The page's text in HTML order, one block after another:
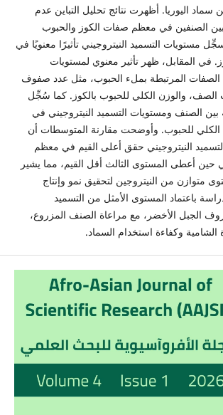
اليوريا. أظهرت نتائج تحليل التباين عدم
الصنفين في معظم صفات الكوز والحبوب
مستويات التسميد النيتروجيني تأثيرًا معنويًا في
في المقابل، ظهر تأثير معنوي لمستويات
الصفات المرتبطة بملء الحبوب، مثل عدد صفوف
والوزن الكلي للحبوب بالكوز. كما سُجِّل
بين الصنف ومستويات التسميد النيتروجيني في
الكلي للحبوب. وأوضحت مقارنة المتوسطات أن
النيتروجيني حقق أعلى القيم في معظم
حين أعطى المستوى الثالث أقل القيم، مما يشير
متوازن من النيتروجين لتحقيق نمو وإنتاج
باعتماد المستوى الأمثل من التسميد
الجبل الأخضر، مع مراعاة الصنف المزروع،
الشامية وكفاءة استخدام السماد.